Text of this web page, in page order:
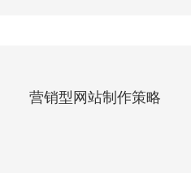
营销型网站制作策略